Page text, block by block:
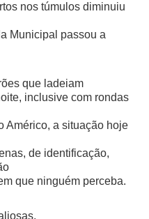
nos túmulos diminuiu
Municipal passou a
que ladeiam
inclusive com rondas
Américo, a situação hoje
de identificação,
que ninguém perceba.